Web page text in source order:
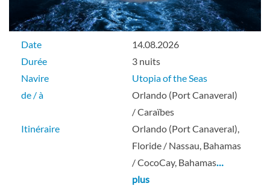
Date
14.08.2026
Durée
3 nuits
Navire
Utopia of the Seas
de / à
Orlando (Port Canaveral)
/ Caraïbes
Itinéraire
Orlando (Port Canaveral),
Floride / Nassau, Bahamas
/ CocoCay, Bahamas…
plus